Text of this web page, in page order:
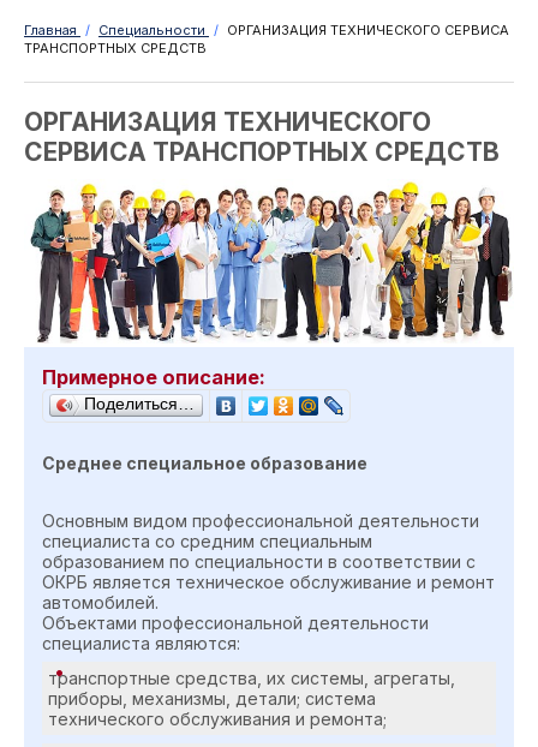
Главная / Специальности / ОРГАНИЗАЦИЯ ТЕХНИЧЕСКОГО СЕРВИСА
ТРАНСПОРТНЫХ СРЕДСТВ
ОРГАНИЗАЦИЯ ТЕХНИЧЕСКОГО
СЕРВИСА ТРАНСПОРТНЫХ СРЕДСТВ
Примерное описание:
Поделиться…
Среднее специальное образование
Основным видом профессиональной деятельности
специалиста со средним специальным
образованием по специальности в соответствии с
ОКРБ является техническое обслуживание и ремонт
автомобилей.
Объектами профессиональной деятельности
специалиста являются:
транспортные средства, их системы, агрегаты,
приборы, механизмы, детали; система
технического обслуживания и ремонта;